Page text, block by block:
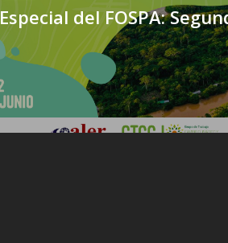
Especial del FOSPA: